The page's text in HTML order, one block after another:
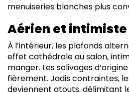
menuiseries blanches plus
Aérien et intimiste
À l’intérieur, les plafonds
effet cathédrale au salon,
manger. Les solivages
fièrement. Jadis contraintes,
deviennent atouts, délimitant